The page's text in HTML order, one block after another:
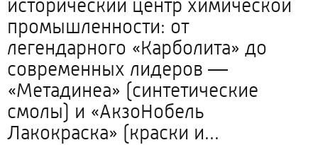
исторический центр химической
промышленности: от
легендарного «Карболита» до
современных лидеров —
«Метадинеа» (синтетические
смолы) и «АкзоНобель
Лакокраска» (краски и...